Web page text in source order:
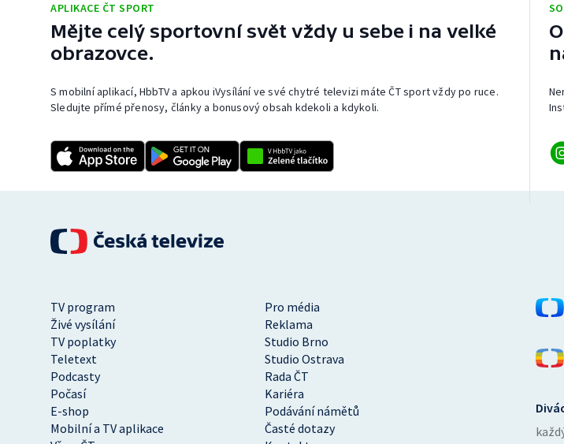
APLIKACE ČT SPORT
Mějte celý sportovní svět vždy u sebe i na velké
obrazovce.
S mobilní aplikací, HbbTV a apkou iVysílání ve své chytré televizi máte ČT sport vždy po ruce.
Sledujte přímé přenosy, články a bonusový obsah kdekoli a kdykoli.
TV program
Pro média
Živé vysílání
Reklama
TV poplatky
Studio Brno
Teletext
Studio Ostrava
Podcasty
Rada ČT
Počasí
Kariéra
E-shop
Podávání námětů
Mobilní a TV aplikace
Časté dotazy